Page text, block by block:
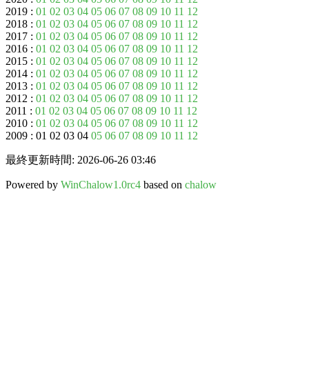
2019 : 01 02 03 04 05 06 07 08 09 10 11 12
2018 : 01 02 03 04 05 06 07 08 09 10 11 12
2017 : 01 02 03 04 05 06 07 08 09 10 11 12
2016 : 01 02 03 04 05 06 07 08 09 10 11 12
2015 : 01 02 03 04 05 06 07 08 09 10 11 12
2014 : 01 02 03 04 05 06 07 08 09 10 11 12
2013 : 01 02 03 04 05 06 07 08 09 10 11 12
2012 : 01 02 03 04 05 06 07 08 09 10 11 12
2011 : 01 02 03 04 05 06 07 08 09 10 11 12
2010 : 01 02 03 04 05 06 07 08 09 10 11 12
2009 : 01 02 03 04 05 06 07 08 09 10 11 12
最終更新時間: 2026-06-26 03:46
Powered by WinChalow1.0rc4 based on chalow